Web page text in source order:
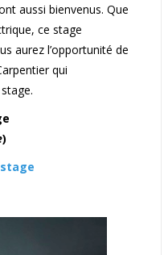
aussi bienvenus. Que
ce stage
aurez l’opportunité de
qui
)